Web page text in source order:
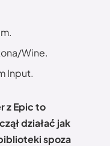
Wine.
Input.
z Epic to
działać jak
spoza